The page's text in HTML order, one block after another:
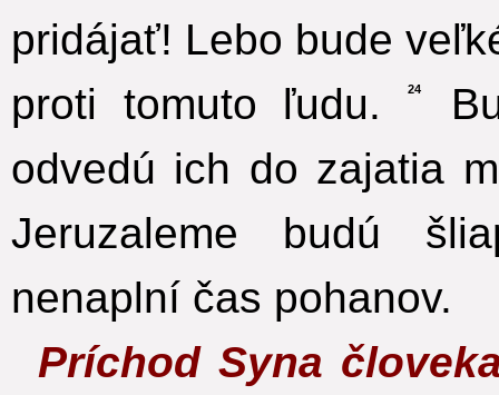
pridájať! Lebo bude
proti tomuto ľudu.
24
odvedú ich do zajatia
Jeruzaleme budú
nenaplní čas pohanov.
Príchod Syna